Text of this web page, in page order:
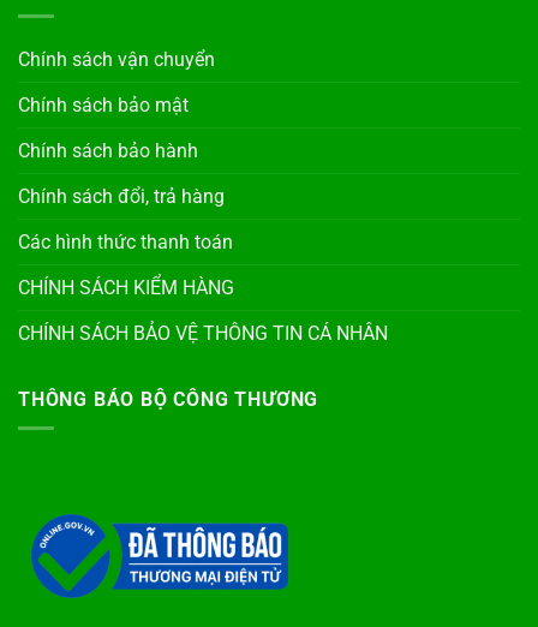
Chính sách vận chuyển
Chính sách bảo mật
Chính sách bảo hành
Chính sách đổi, trả hàng
Các hình thức thanh toán
CHÍNH SÁCH KIỂM HÀNG
CHÍNH SÁCH BẢO VỆ THÔNG TIN CÁ NHÂN
THÔNG BÁO BỘ CÔNG THƯƠNG